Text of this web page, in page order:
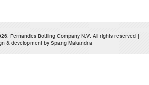
Fernandes Bottling Company N.V. All rights reserved |
& development by Spang Makandra